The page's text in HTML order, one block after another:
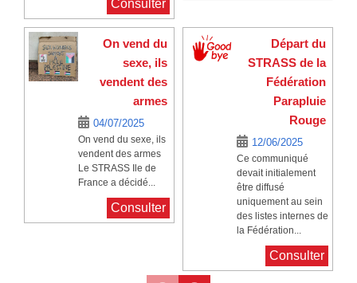
Consulter
On vend du
sexe, ils
vendent des
armes
04/07/2025
On vend du sexe, ils
vendent des armes
Le STRASS Ile de
France a décidé...
Consulter
Départ du
STRASS de la
Fédération
Parapluie
Rouge
12/06/2025
Ce communiqué
devait initialement
être diffusé
uniquement au sein
des listes internes de
la Fédération...
Consulter